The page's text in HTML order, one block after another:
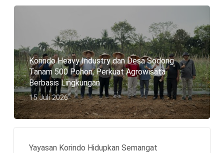
Korindo Heavy Industry dan Desa Sodong
Tanam 500 Pohon, Perkuat Agrowisata
Berbasis Lingkungan
15 Juli 2026
Yayasan Korindo Hidupkan Semangat